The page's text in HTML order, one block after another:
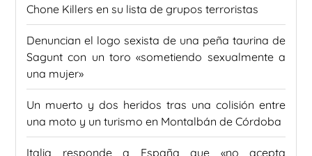
Chone Killers en su lista de grupos terroristas
Denuncian el logo sexista de una peña taurina de
Sagunt con un toro «sometiendo sexualmente a
una mujer»
Un muerto y dos heridos tras una colisión entre
una moto y un turismo en Montalbán de Córdoba
Italia responde a España que «no acepta